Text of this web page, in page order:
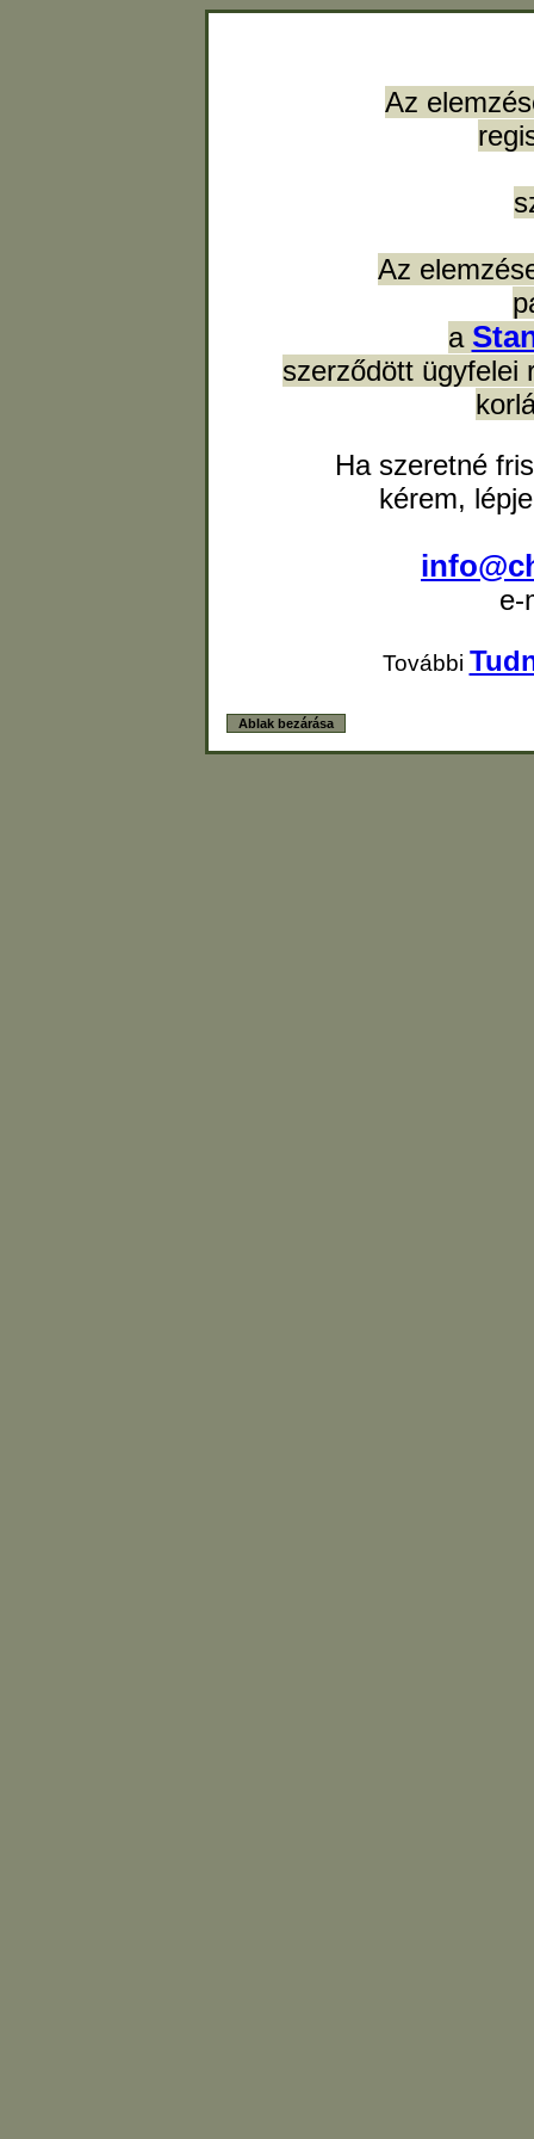
Az
Az
a
szerződött ügyfelei
Ha szeretné
kérem,
e-
További